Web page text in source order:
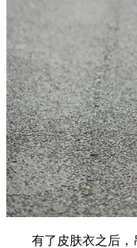
有了皮肤衣之后，